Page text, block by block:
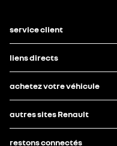
service client
liens directs
achetez votre véhicule
autres sites Renault
restons connectés